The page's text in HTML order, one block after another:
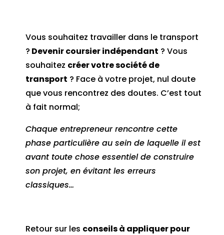
Vous souhaitez travailler dans le transport
? Devenir coursier indépendant ? Vous
souhaitez créer votre société de
transport ? Face à votre projet, nul doute
que vous rencontrez des doutes. C’est tout
à fait normal;
Chaque entrepreneur rencontre cette
phase particulière au sein de laquelle il est
avant toute chose essentiel de construire
son projet, en évitant les erreurs
classiques…
Retour sur les conseils à appliquer pour